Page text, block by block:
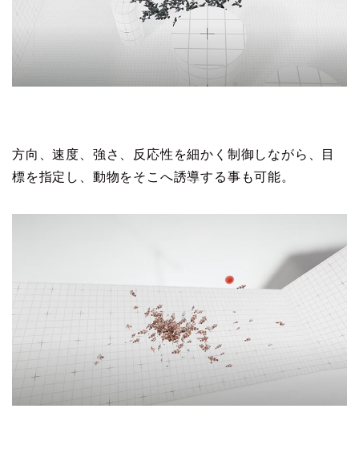
方向、速度、強さ、反応性を細かく制御しながら、目
標を指定し、動物をそこへ誘導する事も可能。